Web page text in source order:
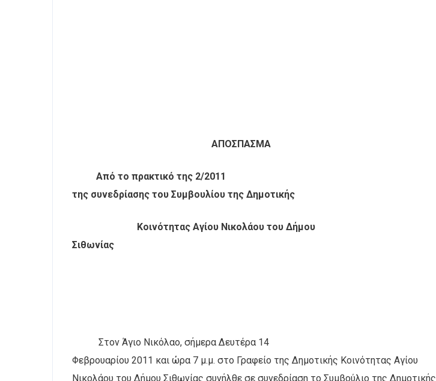
ΑΠΟΣΠΑΣΜΑ
Από το πρακτικό της 2/2011
της συνεδρίασης του Συμβουλίου της Δημοτικής
Κοινότητας Αγίου Νικολάου του Δήμου
Σιθωνίας
Στον Άγιο Νικόλαο, σήμερα Δευτέρα 14
Φεβρουαρίου 2011 και ώρα 7 μ.μ. στο Γραφείο της Δημοτικής Κοινότητας Αγίου
Νικολάου του Δήμου Σιθωνίας συνήλθε σε συνεδρίαση το Συμβούλιο της Δημοτικής